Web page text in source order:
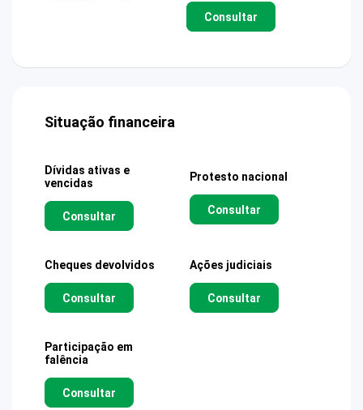
Consultar
Situação financeira
Dívidas ativas e
vencidas
Consultar
Protesto nacional
Consultar
Cheques devolvidos
Consultar
Ações judiciais
Consultar
Participação em
falência
Consultar